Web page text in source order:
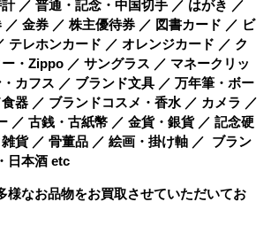
／ 普通・記念・中国切手 ／ はがき ／
／ 金券 ／ 株主優待券 ／ 図書カード ／ ビ
テレホンカード ／ オレンジカード ／ ク
・Zippo ／ サングラス ／ マネークリッ
カフス ／ ブランド文具 ／ 万年筆・ボー
器 ／ ブランドコスメ・香水 ／ カメラ ／
／ 古銭・古紙幣 ／ 金貨・銀貨 ／ 記念硬
貨 ／ 骨董品 ／ 絵画・掛け軸 ／ ブラン
日本酒 etc
様なお品物をお買取させていただいてお